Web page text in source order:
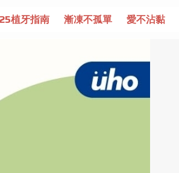
植牙指南 漸凍不孤單 愛不沾黏